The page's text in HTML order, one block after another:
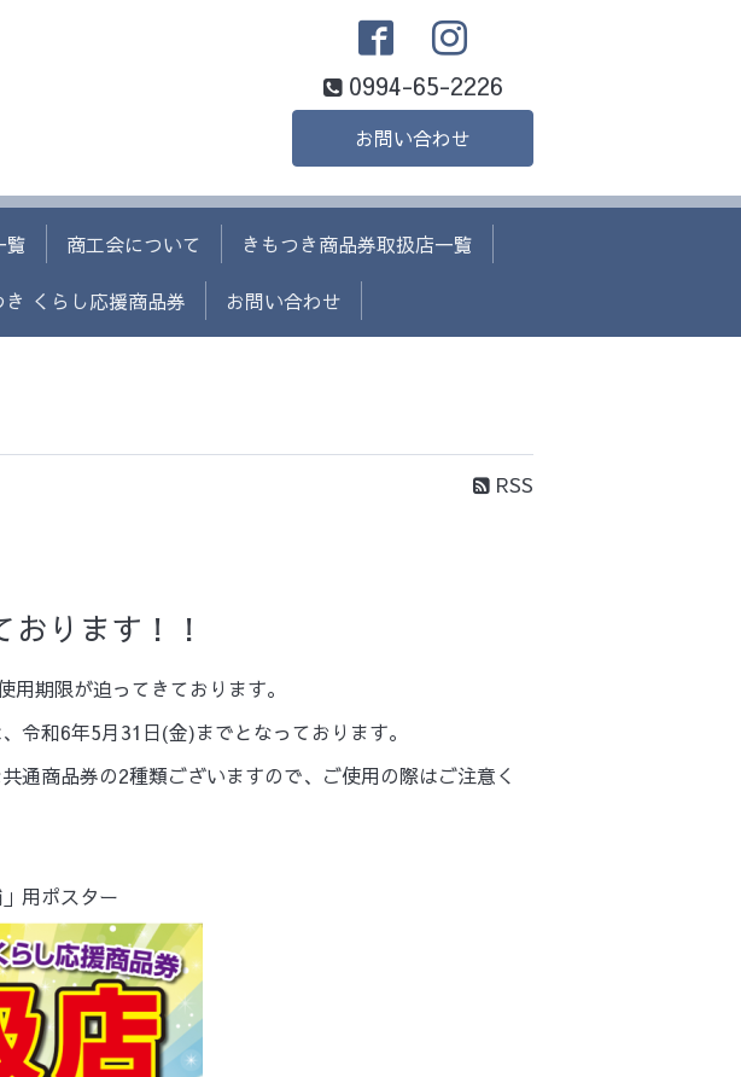
0994-65-2226
お問い合わせ
覧 商工会について きもつき商品券取扱店一覧
くらし応援商品券 お問い合わせ
RSS
ります！！
期限が迫ってきております。
令和6年5月31日(金)までとなっております。
通商品券の2種類ございますので、ご使用の際はご注意く
スター